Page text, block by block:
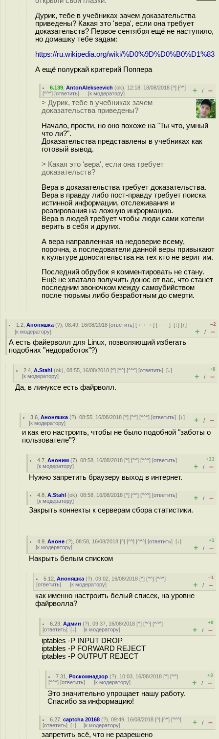
Дурик, тебе в учебниках зачем доказательства
приведены? Какая это 'вера', если она требует
доказательств? Первое сентября ещё не наступило,
но домашку тебе задам:
https://ru.wikipedia.org/wiki/%D0%9D%D0%B0%D1%83
А ещё полуркай критерий Поппера
6.139 ,AntonAlekseevich (ok), 12:18, 18/08/2018 [^] [^^]
[^^^] [ответить] [к модератору] + / –
> Дурик, тебе в учебниках зачем
доказательства приведены?
Начало, прости, но оно похоже на "Ты что, умный
что ли?".
Доказательства представлены в учебниках как
готовый вывод.
> Какая это 'вера', если она требует
доказательств?
Вера в доказательства требует доказательства.
Вера в правду либо пост-правду требует поиска
истинной информации, отслеживания и
реагирования на ложную информацию.
Вера в людей требует чтобы люди сами хотели
верить в себя и других.
А вера направленная на недоверие всему,
порочна, а последователи данной веры привыкают
к культуре доносительства на тех кто не верит им.
Последний обрубок я комментировать не стану.
Ещё не хватало получить донос от вас, что станет
последним звоночком между самоубийством
после тюрьмы либо безработным до смерти.
1.2 ,Аноняшка (?), 08:49, 16/08/2018 [ответить] [ ﹢﹢﹢] [ · · ·][↓] [↑]
[к модератору]
–2
+ / –
А есть файерволл для Linux, позволяющий избегать
подобних "недоработок"?)
2.4 ,A.Stahl (ok), 08:55, 16/08/2018 [^] [^^] [^^^] [ответить][↓]
[к модератору]
+8
+ / –
Да, в линуксе есть файрволл.
3.6 ,Аноняшка (?), 08:55, 16/08/2018 [^] [^^] [^^^] [ответить][↓]
[к модератору] + / –
и как его настроить, чтобы не было подобной "заботы о
пользователе"?
4.7 ,Аноним (7), 08:58, 16/08/2018 [^] [^^] [^^^] [ответить]
[к модератору]
+33
+ / –
Нужно запретить браузеру выход в интернет.
4.8 ,A.Stahl (ok), 08:58, 16/08/2018 [^] [^^] [^^^] [ответить]
[к модератору] + / –
Закрыть коннекты к серверам сбора статистики.
4.9 ,Аноне (?), 08:58, 16/08/2018 [^] [^^] [^^^] [ответить][↓]
[к модератору]
+1
+ / –
Накрыть белым списком
5.12 ,Аноняшка (?), 09:02, 16/08/2018 [^] [^^] [^^^]
[ответить] [к модератору]
–1
+ / –
как именно настроить белый списек, на уровне
файрволла?
6.23 ,Админ (?), 09:37, 16/08/2018 [^] [^^] [^^^]
[ответить] [↓] [к модератору]
+8
+ / –
iptables -P INPUT DROP
iptables -P FORWARD REJECT
iptables -P OUTPUT REJECT
7.31 ,Роскомнадзор (?), 10:03, 16/08/2018 [^] [^^]
[^^^] [ответить] [к модератору]
+3
+ / –
Это значительно упрощает нашу работу.
Спасибо за информацию!
6.27 ,captcha 20168 (?), 09:49, 16/08/2018 [^] [^^] [^^^]
[ответить] [↑] [к модератору] + / –
запретить всё, что не разрешено